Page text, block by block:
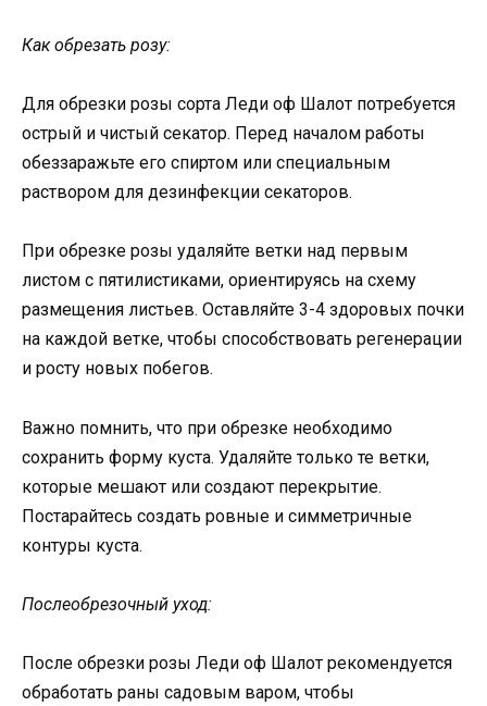
Как обрезать розу:
Для обрезки розы сорта Леди оф Шалот потребуется
острый и чистый секатор. Перед началом работы
обеззаражьте его спиртом или специальным
раствором для дезинфекции секаторов.
При обрезке розы удаляйте ветки над первым
листом с пятилистиками, ориентируясь на схему
размещения листьев. Оставляйте 3-4 здоровых почки
на каждой ветке, чтобы способствовать регенерации
и росту новых побегов.
Важно помнить, что при обрезке необходимо
сохранить форму куста. Удаляйте только те ветки,
которые мешают или создают перекрытие.
Постарайтесь создать ровные и симметричные
контуры куста.
Послеобрезочный уход:
После обрезки розы Леди оф Шалот рекомендуется
обработать раны садовым варом, чтобы